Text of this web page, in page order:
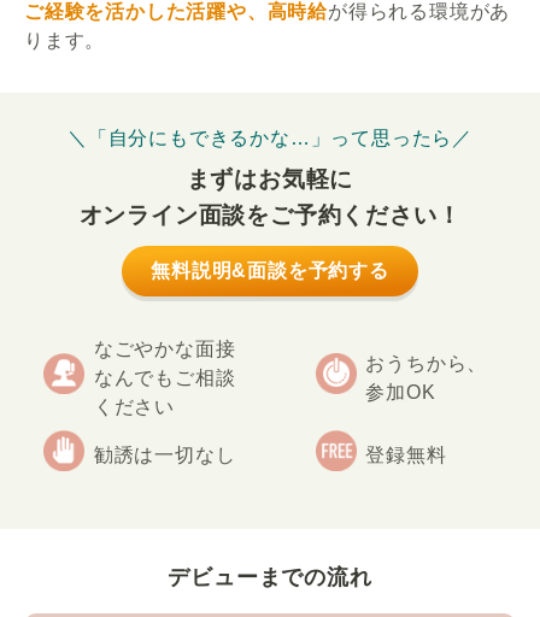
ご経験を活かした活躍や、高時給が得られる環境があ
ります。
＼「自分にもできるかな…」って思ったら／
まずはお気軽に
オンライン面談をご予約ください！
無料説明&面談を予約する
なごやかな面接
なんでもご相談
ください
おうちから、
参加OK
勧誘は一切なし 登録無料
デビューまでの流れ